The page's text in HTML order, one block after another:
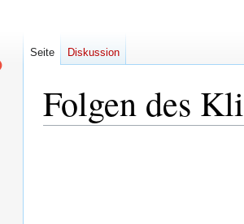
Folgen des
Seite Diskussion